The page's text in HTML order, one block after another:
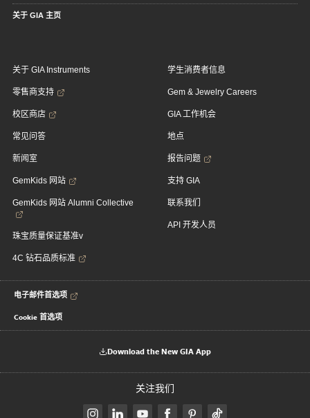
关于 GIA 主页
关于 GIA Instruments
零售商支持
校区商店
常见问答
新闻室
GemKids 网站
GemKids 网站 Alumni Collective
珠宝质量保证基准v
4C 钻石品质标准
学生消费者信息
Gem & Jewelry Careers
GIA 工作机会
地点
报告问题
支持 GIA
联系我们
API 开发人员
电子邮件首选项
Cookie 首选项
Download the New GIA App
关注我们